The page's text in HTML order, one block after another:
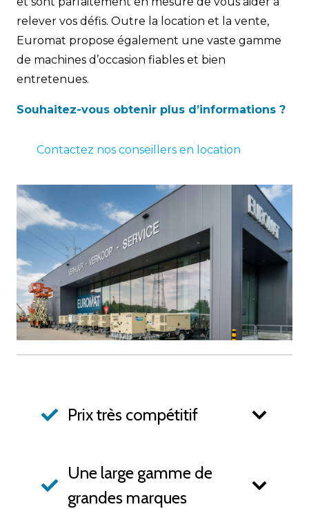
relever vos défis. Outre la location et la vente,
Euromat propose également une vaste gamme
de machines d’occasion fiables et bien
entretenues.
Souhaitez-vous obtenir plus d’informations ?
Contactez nos conseillers en location
Prix très compétitif
Une large gamme de
grandes marques